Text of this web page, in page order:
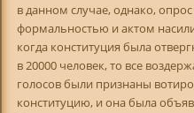
в данном случае, однако,
формальностью и актом
когда конституция была
в 20000 человек, то все
голосов были признаны
конституцию, и она была